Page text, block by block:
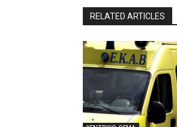
RELATED ARTICLES